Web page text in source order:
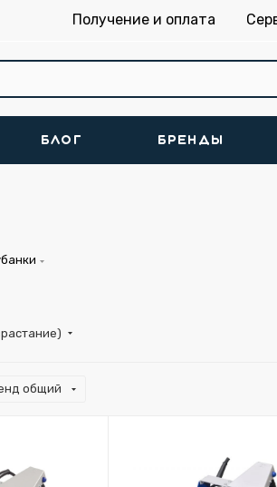
Получение и оплата
БЛОГ БРЕНДЫ
общий